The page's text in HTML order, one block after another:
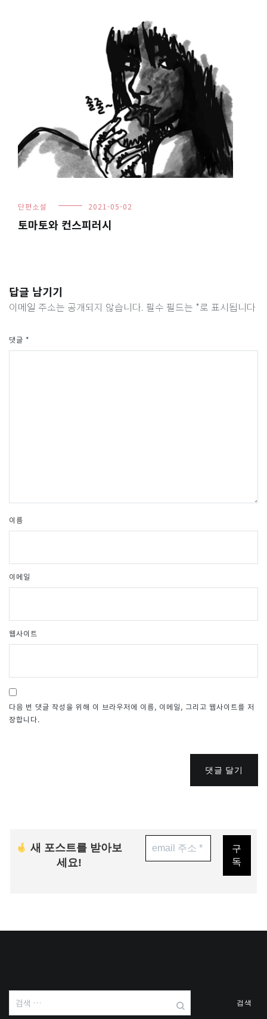
단편소설 2021-05-02
토마토와 컨스피러시
답글 남기기
이메일 주소는 공개되지 않습니다. 필수 필드는 *로 표시됩니다
댓글 *
이름
이메일
웹사이트
다음 번 댓글 작성을 위해 이 브라우저에 이름, 이메일, 그리고 웹사이트를 저
장합니다.
댓글 달기
새 포스트를 받아보
세요!
검
색: